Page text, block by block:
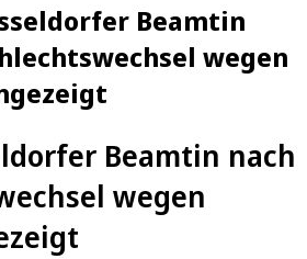
Beamtin
wegen
Beamtin nach
wegen